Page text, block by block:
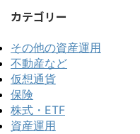
カテゴリー
その他の資産運用
不動産など
仮想通貨
保険
株式・ETF
資産運用